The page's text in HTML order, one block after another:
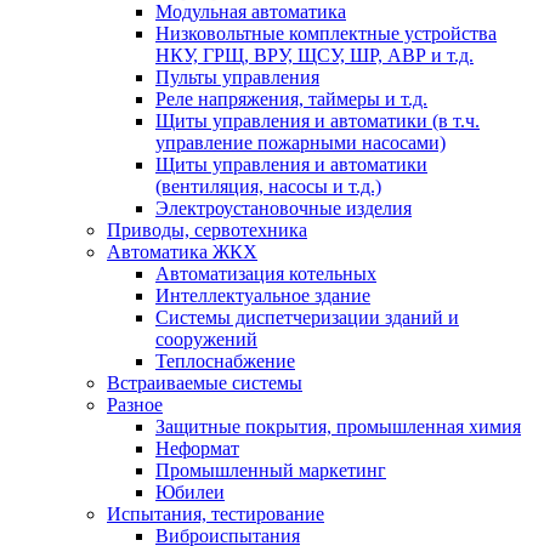
Модульная автоматика
Низковольтные комплектные устройства
НКУ, ГРЩ, ВРУ, ЩСУ, ШР, АВР и т.д.
Пульты управления
Реле напряжения, таймеры и т.д.
Щиты управления и автоматики (в т.ч.
управление пожарными насосами)
Щиты управления и автоматики
(вентиляция, насосы и т.д.)
Электроустановочные изделия
Приводы, сервотехника
Автоматика ЖКХ
Автоматизация котельных
Интеллектуальное здание
Системы диспетчеризации зданий и
сооружений
Теплоснабжение
Встраиваемые системы
Разное
Защитные покрытия, промышленная химия
Неформат
Промышленный маркетинг
Юбилеи
Испытания, тестирование
Виброиспытания